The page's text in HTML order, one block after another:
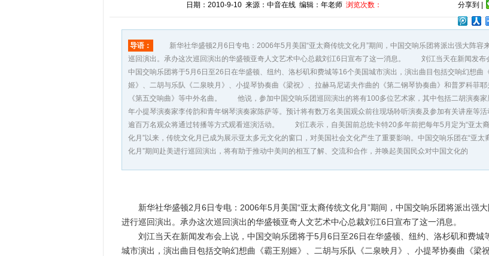
分享到 |
日期：2010-9-10 来源：中音在线 编辑：年老师 浏览次数：
导语：
新华社华盛顿2月6日专电：2006年5月美国“亚太裔传统文化月”期间，中国交响乐团将派出强大阵容
巡回演出。承办这次巡回演出的华盛顿亚奇人文艺术中心总裁刘江6日宣布了这一消息。 刘江当天在新闻发布
中国交响乐团将于5月6日至26日在华盛顿、纽约、洛杉矶和费城等16个美国城市演出，演出曲目包括交响幻想曲
姬》、二胡与乐队《二泉映月》、小提琴协奏曲《梁祝》、拉赫马尼诺夫作曲的《第二钢琴协奏曲》和普罗科菲耶
《第五交响曲》等中外名曲。 他说，参加中国交响乐团巡回演出的将有100多位艺术家，其中包括二胡演奏家
年小提琴演奏家李传韵和青年钢琴演奏家陈萨等。预计将有数万名美国观众前往现场聆听演奏及参加有关讲座等活
逾百万名观众将通过转播等方式观看巡演活动。 刘江表示，自美国前总统卡特20多年前把每年5月定为“亚太
化月”以来，传统文化月已成为展示亚太多元文化的窗口，对美国社会文化产生了重要影响。中国交响乐团在“亚太
化月”期间赴美进行巡回演出，将有助于推动中美间的相互了解、交流和合作，并唤起美国民众对中国文化的
新华社华盛顿2月6日专电：2006年5月美国“亚太裔传统文化月”期间，中国交响乐团将派出强大
进行巡回演出。承办这次巡回演出的华盛顿亚奇人文艺术中心总裁刘江6日宣布了这一消息。
刘江当天在新闻发布会上说，中国交响乐团将于5月6日至26日在华盛顿、纽约、洛杉矶和费城
城市演出，演出曲目包括交响幻想曲《霸王别姬》、二胡与乐队《二泉映月》、小提琴协奏曲《梁